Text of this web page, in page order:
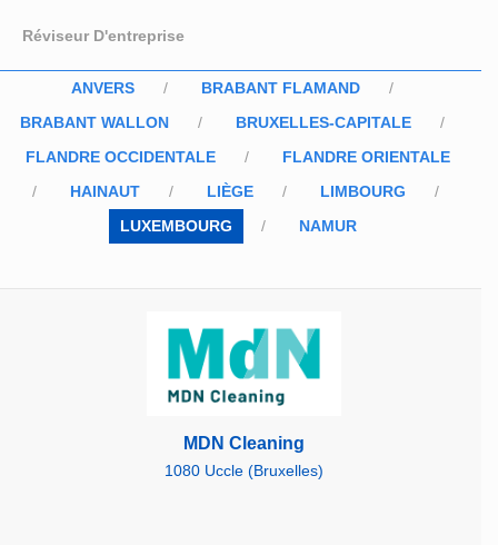
Réviseur D'entreprise
ANVERS
BRABANT FLAMAND
BRABANT WALLON
BRUXELLES-CAPITALE
FLANDRE OCCIDENTALE
FLANDRE ORIENTALE
HAINAUT
LIÈGE
LIMBOURG
LUXEMBOURG
NAMUR
MDN Cleaning
1080 Uccle (Bruxelles)